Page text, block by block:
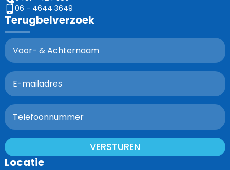
06 - 4644 3649
Terugbelverzoek
VERSTUREN
Locatie